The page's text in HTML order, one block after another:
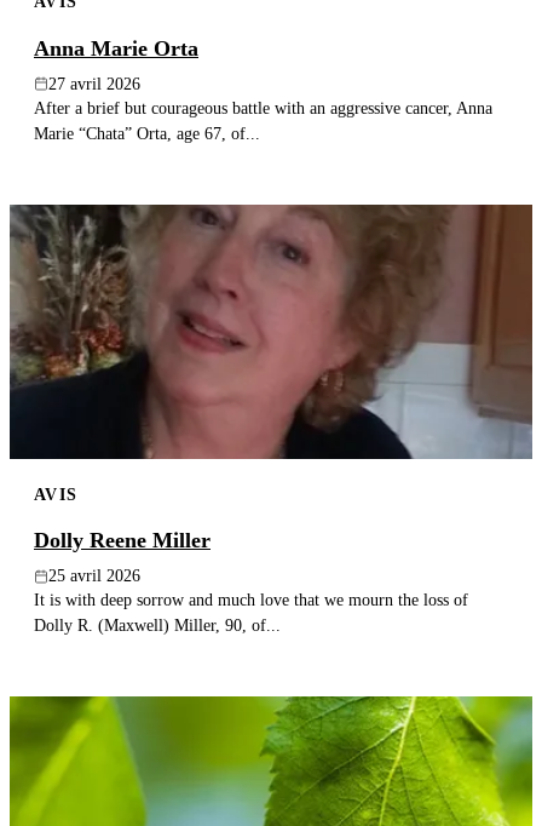
Anna Marie Orta
27 avril 2026
After a brief but courageous battle with an aggressive cancer, Anna
Marie “Chata” Orta, age 67, of...
AVIS
Dolly Reene Miller
25 avril 2026
It is with deep sorrow and much love that we mourn the loss of
Dolly R. (Maxwell) Miller, 90, of...